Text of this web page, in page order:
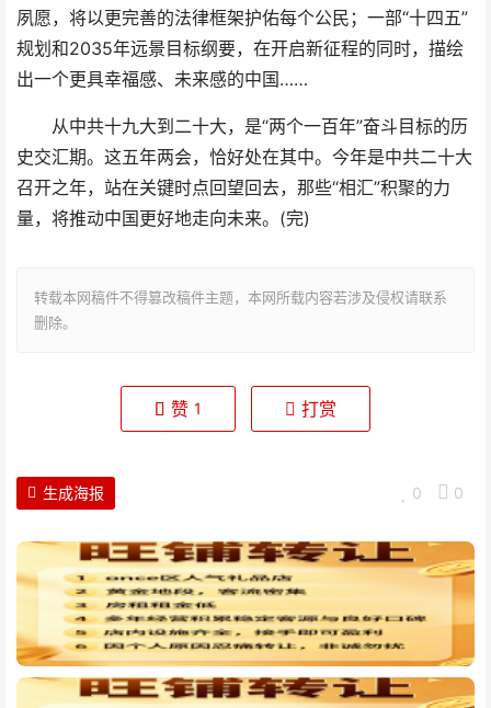
夙愿，将以更完善的法律框架护佑每个公民；一部“十四五”
规划和2035年远景目标纲要，在开启新征程的同时，描绘
出一个更具幸福感、未来感的中国……
从中共十九大到二十大，是“两个一百年”奋斗目标的历
史交汇期。这五年两会，恰好处在其中。今年是中共二十大
召开之年，站在关键时点回望回去，那些“相汇”积聚的力
量，将推动中国更好地走向未来。(完)
转载本网稿件不得篡改稿件主题，本网所载内容若涉及侵权请联系
删除。
赞 1 打赏
0 0
生成海报